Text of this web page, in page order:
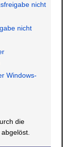
nicht
nicht
Windows-
die